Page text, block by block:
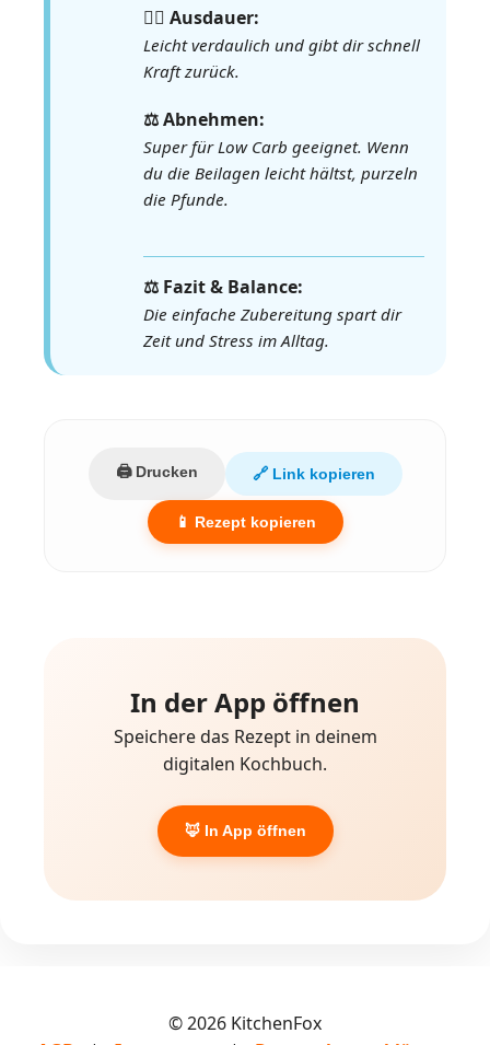
🏃‍♀️ Ausdauer:
Leicht verdaulich und gibt dir schnell
Kraft zurück.
⚖️ Abnehmen:
Super für Low Carb geeignet. Wenn
du die Beilagen leicht hältst, purzeln
die Pfunde.
⚖️ Fazit & Balance:
Die einfache Zubereitung spart dir
Zeit und Stress im Alltag.
🖨️ Drucken 🔗 Link kopieren
📱 Rezept kopieren
In der App öffnen
Speichere das Rezept in deinem
digitalen Kochbuch.
🦊 In App öffnen
© 2026 KitchenFox